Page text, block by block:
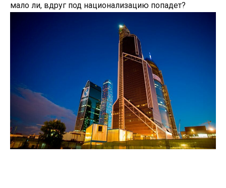
мало ли, вдруг под национализацию попадет?